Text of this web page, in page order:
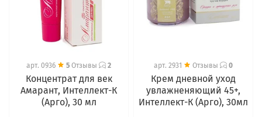
арт. 0936 5 Отзывы 2
Концентрат для век
Амарант, Интеллект-К
(Арго), 30 мл
арт. 2931 Отзывы 0
Крем дневной уход
увлажненяющий 45+,
Интеллект-К (Арго), 30мл